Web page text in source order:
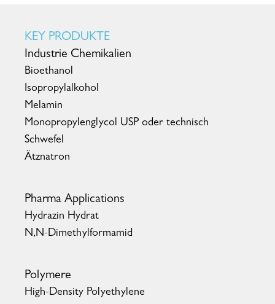
KEY PRODUKTE
Industrie Chemikalien
Bioethanol
Isopropylalkohol
Melamin
Monopropylenglycol USP oder technisch
Schwefel
Ätznatron
Pharma Applications
Hydrazin Hydrat
N,N-Dimethylformamid
Polymere
High-Density Polyethylene